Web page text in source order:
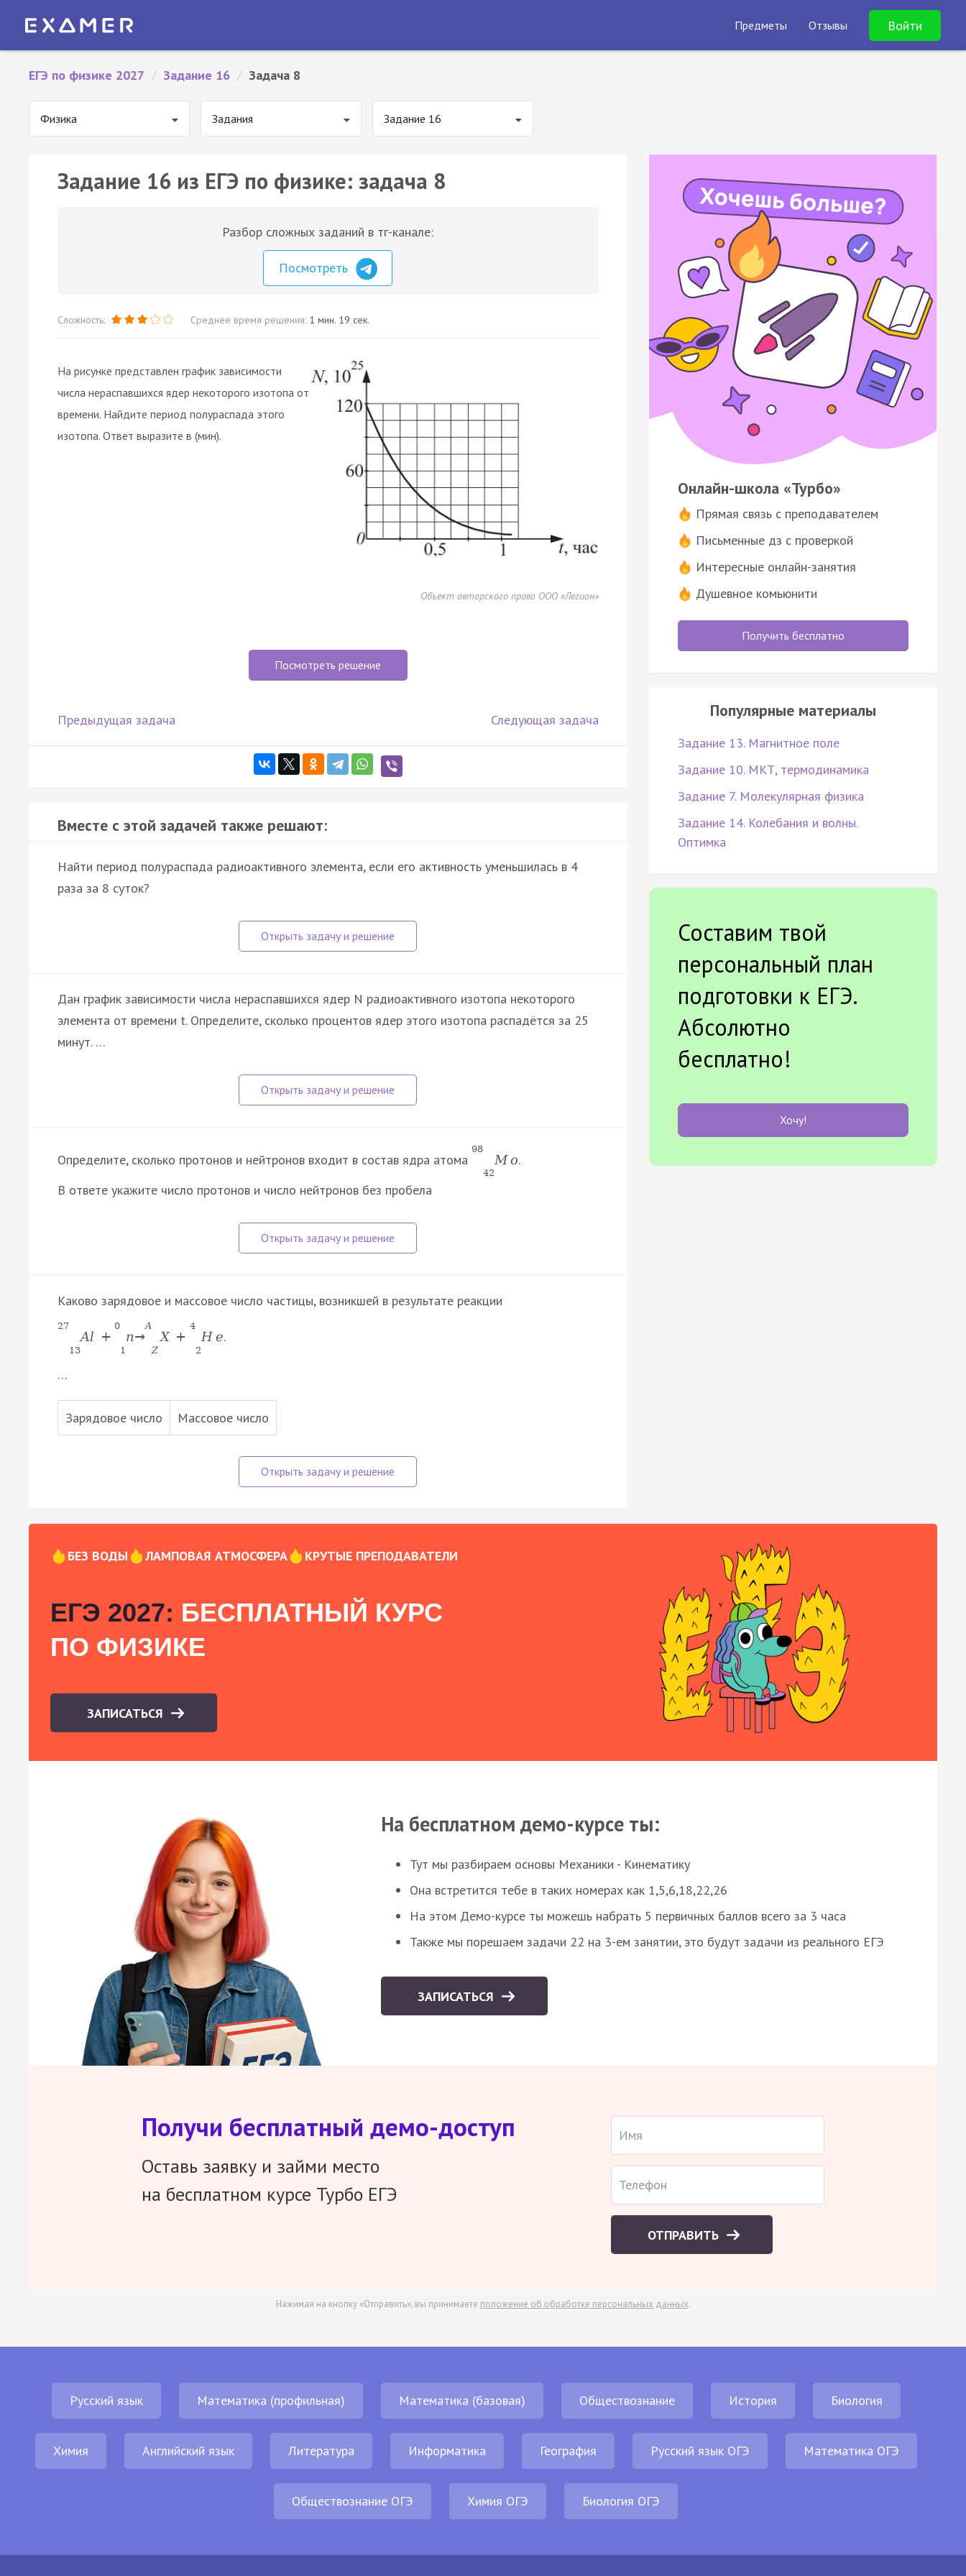
Предметы Отзывы Войти
ЕГЭ по физике 2027 / Задание 16 / Задача 8
Физика Задания Задание 16
Задание 16 из ЕГЭ по физике: задача 8
Разбор сложных заданий в тг-канале:
Посмотреть
Сложность: Среднее время решения: 1 мин. 19 сек.
На рисунке представлен график зависимости
числа нераспавшихся ядер некоторого изотопа от
времени. Найдите период полураспада этого
изотопа. Ответ выразите в (мин).
Объект авторского права ООО «Легион»
Посмотреть решение
Предыдущая задача Следующая задача
Вместе с этой задачей также решают:
Найти период полураспада радиоактивного элемента, если его активность уменьшилась в 4
раза за 8 суток?
Дан график зависимости числа нераспавшихся ядер N радиоактивного изотопа некоторого
элемента от времени t. Определите, сколько процентов ядер этого изотопа распадётся за 25
минут. …
Определите, сколько протонов и нейтронов входит в состав ядра атома
98
42
Mo.
В ответе укажите число протонов и число нейтронов без пробела
Каково зарядовое и массовое число частицы, возникшей в результате реакции
27
13
Al +
0
1
n→
A
Z
X +
4
2
H e.
…
Зарядовое число Массовое число
Онлайн-школа «Турбо»
Прямая связь с преподавателем
Письменные дз с проверкой
Интересные онлайн-занятия
Душевное комьюнити
Получить бесплатно
Популярные материалы
Задание 13. Магнитное поле
Задание 10. МКТ, термодинамика
Задание 7. Молекулярная физика
Задание 14. Колебания и волны.
Оптимка
Составим твой
персональный план
подготовки к ЕГЭ.
Абсолютно
бесплатно!
Хочу!
БЕЗ ВОДЫ ЛАМПОВАЯ АТМОСФЕРА КРУТЫЕ ПРЕПОДАВАТЕЛИ
ЕГЭ 2027: БЕСПЛАТНЫЙ КУРС
ПО ФИЗИКЕ
ЗАПИСАТЬСЯ
На бесплатном демо-курсе ты:
Тут мы разбираем основы Механики - Кинематику
Она встретится тебе в таких номерах как 1,5,6,18,22,26
На этом Демо-курсе ты можешь набрать 5 первичных баллов всего за 3 часа
Также мы порешаем задачи 22 на 3-ем занятии, это будут задачи из реального ЕГЭ
ЗАПИСАТЬСЯ
Получи бесплатный демо-доступ
Оставь заявку и займи место
на бесплатном курсе Турбо ЕГЭ
ОТПРАВИТЬ
Нажимая на кнопку «Отправить», вы принимаете положение об обработке персональных данных.
Русский язык Математика (профильная) Математика (базовая) Обществознание История Биология
Химия Английский язык Литература Информатика География Русский язык ОГЭ Математика ОГЭ
Обществознание ОГЭ Химия ОГЭ Биология ОГЭ